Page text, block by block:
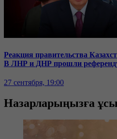
Реакция правительства
В ЛНР и ДНР прошли
27 сентября, 19:00
Назарларыңызға